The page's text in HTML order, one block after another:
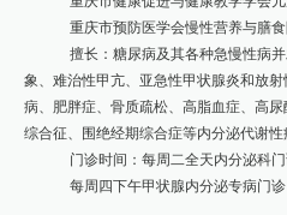
重庆市预防医学会慢性营养与膳
擅长：糖尿病及其各种急慢性病
象、难治性甲亢、亚急性甲状腺炎和放
病、肥胖症、骨质疏松、高脂血症、高
综合征、围绝经期综合症等内分泌代谢性
门诊时间：每周二全天内分泌科
每周四下午甲状腺内分泌专病门诊